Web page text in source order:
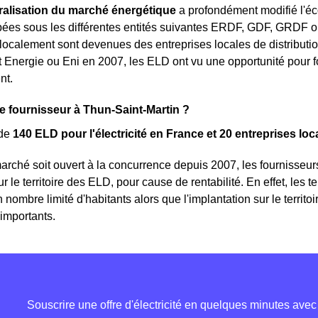
du marché énergétique a profondément modifié
sous les différentes entités suivantes ERDF, GDF, GRDF
sont devenues des entreprises locales de
Energie ou Eni en 2007, les ELD ont vu une opportunité pour
fournisseur à Thun-Saint-Martin ?
140 ELD pour l'électricité en France et 20 entreprises
soit ouvert à la concurrence depuis 2007, les
le territoire des ELD, pour cause de rentabilité. En effet, les
nombre limité d'habitants alors que l'implantation sur le